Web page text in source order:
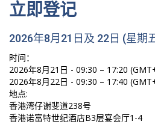
星期六)